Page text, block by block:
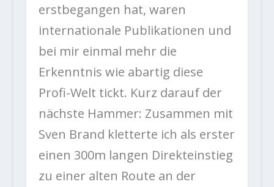
erstbegangen hat, waren
internationale Publikationen und
bei mir einmal mehr die
Erkenntnis wie abartig diese
Profi-Welt tickt. Kurz darauf der
nächste Hammer: Zusammen mit
Sven Brand kletterte ich als erster
einen 300m langen Direkteinstieg
zu einer alten Route an der